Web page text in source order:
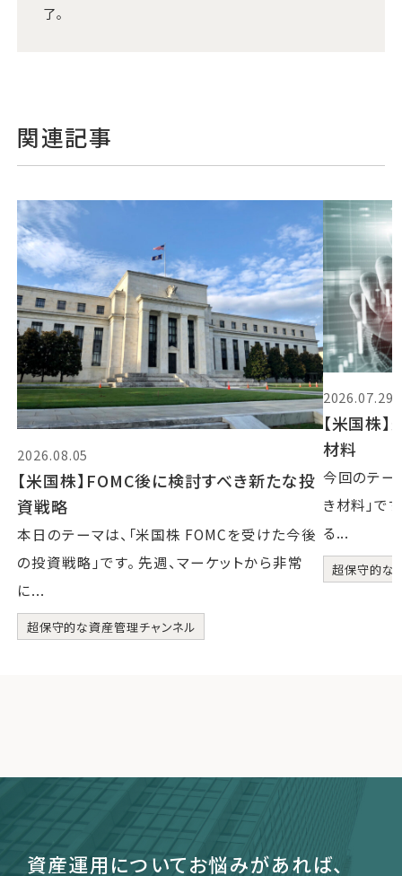
了。
関連記事
2026.08.05
【米国株】FOMC後に検討すべき新たな投
資戦略
本日のテーマは、「米国株 FOMCを受けた今後
の投資戦略」です。 先週、マーケットから非常
に...
超保守的な資産管理チャンネル
2026.07.29
【米国株
材料
今回のテー
き材料」で
る...
超保守的な
資産運用についてお悩みがあれば、